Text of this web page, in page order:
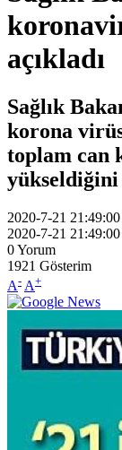
açıkladı
Sağlık
korona
toplam can
yükseldiğini
2020-7-21 21:49:00
2020-7-21 21:49:00
0Yorum
1921 Gösterim
A- A+